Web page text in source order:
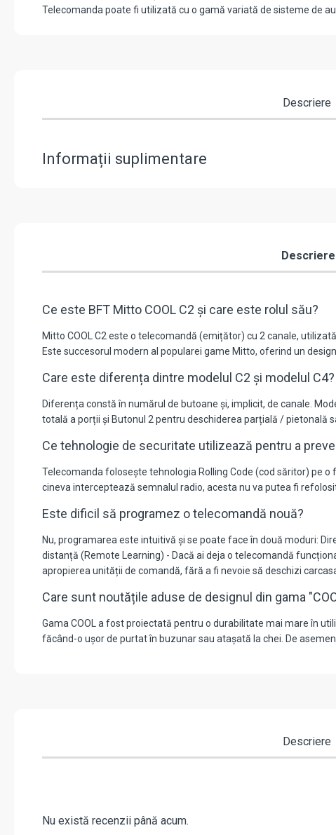
Telecomanda poate fi utilizată cu o gamă variată de sisteme de
Descriere
Informații suplimentare
Descriere
Ce este BFT Mitto COOL C2 și care este rolul său?
Mitto COOL C2 este o telecomandă (emițător) cu 2 canale,
Este succesorul modern al popularei game Mitto, oferind un
Care este diferența dintre modelul C2 și modelul C4?
Diferența constă în numărul de butoane și, implicit, de canale.
totală a porții și Butonul 2 pentru deschiderea parțială / pietonală
Ce tehnologie de securitate utilizează pentru a
Telecomanda folosește tehnologia Rolling Code (cod săritor) pe
cineva interceptează semnalul radio, acesta nu va putea fi
Este dificil să programez o telecomandă nouă?
Nu, programarea este intuitivă și se poate face în două moduri:
distanță (Remote Learning) - Dacă ai deja o telecomandă
apropierea unității de comandă, fără a fi nevoie să deschizi
Care sunt noutățile aduse de designul din gama
Gama COOL a fost proiectată pentru o durabilitate mai mare în
făcând-o ușor de purtat în buzunar sau atașată la chei. De
Descriere
Nu există recenzii până acum.